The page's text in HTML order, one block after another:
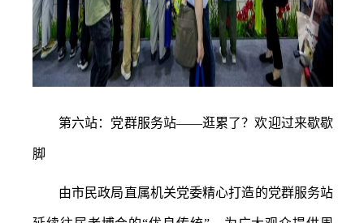
第六站：党群服务站——逛累了？欢迎过来歇歇
脚
由市民政局直属机关党委精心打造的党群服务站